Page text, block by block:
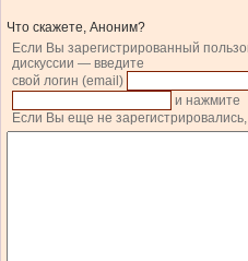
Что скажете, Аноним?
Если Вы зарегистрированный
дискуссии — введите
свой логин (email)
и нажмите
Если Вы еще не